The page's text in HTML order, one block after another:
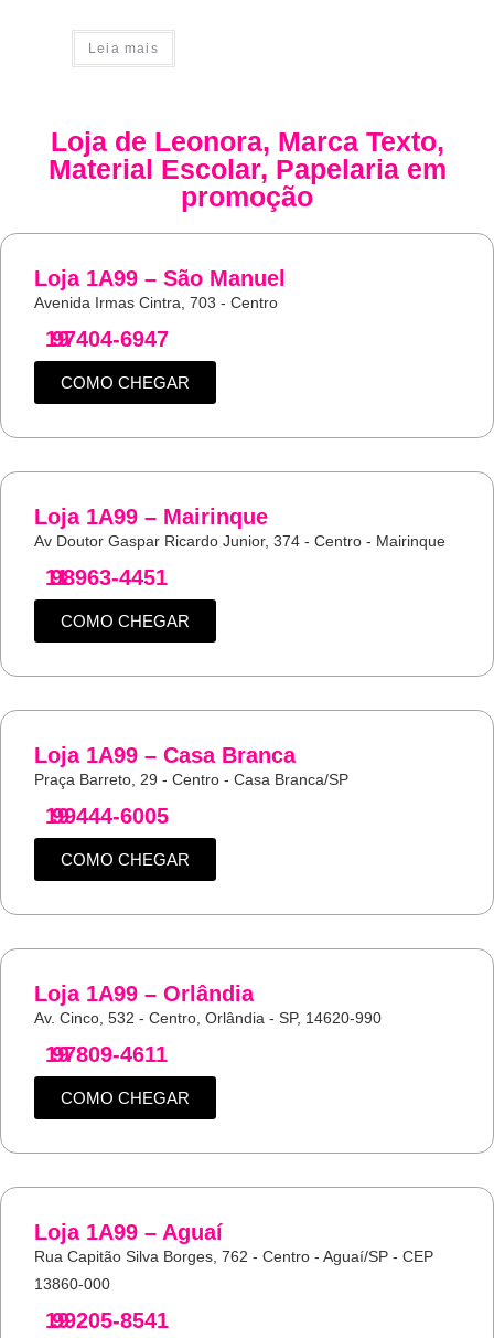
Leia mais
Loja de Leonora, Marca Texto,
Material Escolar, Papelariaem
promoção
Loja 1A99 – São Manuel
Avenida Irmas Cintra, 703 - Centro
19
97404-6947
COMO CHEGAR
Loja 1A99 – Mairinque
Av Doutor Gaspar Ricardo Junior, 374 - Centro - Mairinque
11
98963-4451
COMO CHEGAR
Loja 1A99 – Casa Branca
Praça Barreto, 29 - Centro - Casa Branca/SP
19
99444-6005
COMO CHEGAR
Loja 1A99 – Orlândia
Av. Cinco, 532 - Centro, Orlândia - SP, 14620-990
19
97809-4611
COMO CHEGAR
Loja 1A99 – Aguaí
Rua Capitão Silva Borges, 762 - Centro - Aguaí/SP - CEP
13860-000
19
99205-8541